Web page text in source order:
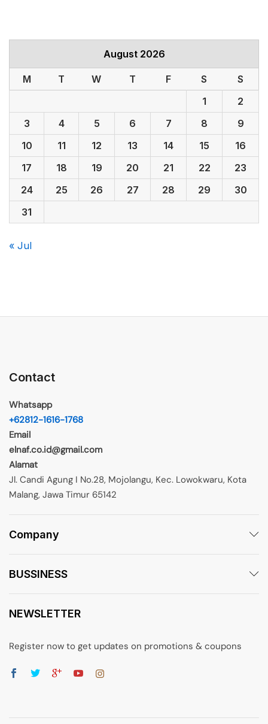
August 2026
M T W T F S
S
1
2
3
4 5 6 7 8
9
10
11 12 13 14 15
16
17
18 19 20 21 22
23
24
25 26 27 28 29
30
31
« Jul
Contact
Whatsapp
+62812-1616-1768
Email
elnaf.co.id@gmail.com
Alamat
Jl. Candi Agung I No.28, Mojolangu, Kec. Lowokwaru, Kota
Malang, Jawa Timur 65142
Company
BUSSINESS
NEWSLETTER
Register now to get updates on promotions & coupons